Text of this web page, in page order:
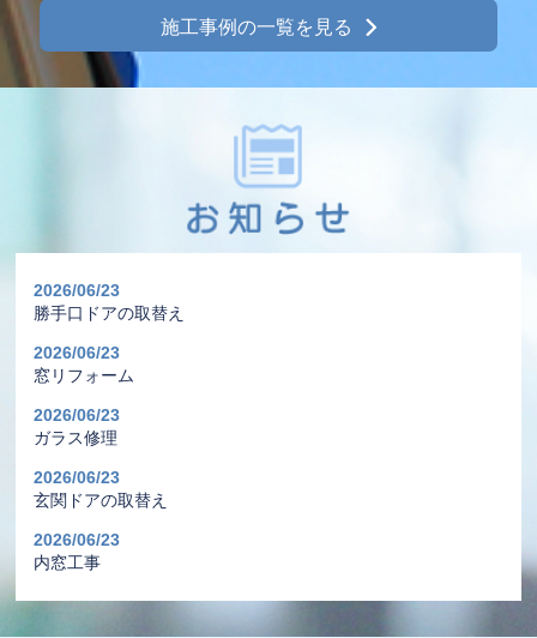
施工事例の一覧を見る
2026/06/23
勝手口ドアの取替え
2026/06/23
窓リフォーム
2026/06/23
ガラス修理
2026/06/23
玄関ドアの取替え
2026/06/23
内窓工事